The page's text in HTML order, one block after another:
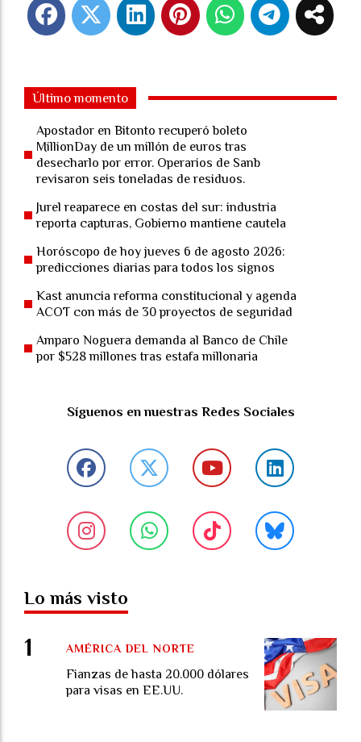
Último momento
Apostador en Bitonto recuperó boleto
MillionDay de un millón de euros tras
desecharlo por error. Operarios de Sanb
revisaron seis toneladas de residuos.
Jurel reaparece en costas del sur: industria
reporta capturas, Gobierno mantiene cautela
Horóscopo de hoy jueves 6 de agosto 2026:
predicciones diarias para todos los signos
Kast anuncia reforma constitucional y agenda
ACOT con más de 30 proyectos de seguridad
Amparo Noguera demanda al Banco de Chile
por $528 millones tras estafa millonaria
Síguenos en nuestras Redes Sociales
Lo más visto
Fianzas de hasta 20.000 dólares
para visas en EE.UU.
AMÉRICA DEL NORTE